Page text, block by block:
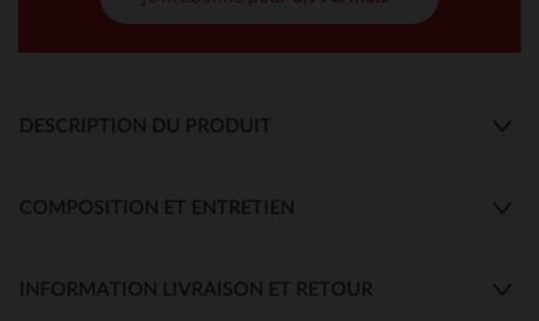
DESCRIPTION DU PRODUIT
COMPOSITION ET ENTRETIEN
INFORMATION LIVRAISON ET RETOUR